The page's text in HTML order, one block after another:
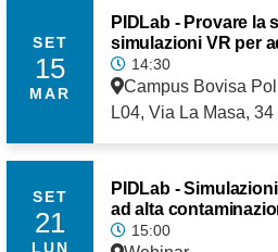
SET
15
MAR
PIDLab - Provare la
simulazioni VR per
14:30
Campus Bovisa
L04, Via La Masa,
SET
21
LUN
PIDLab -
ad alta
15:00